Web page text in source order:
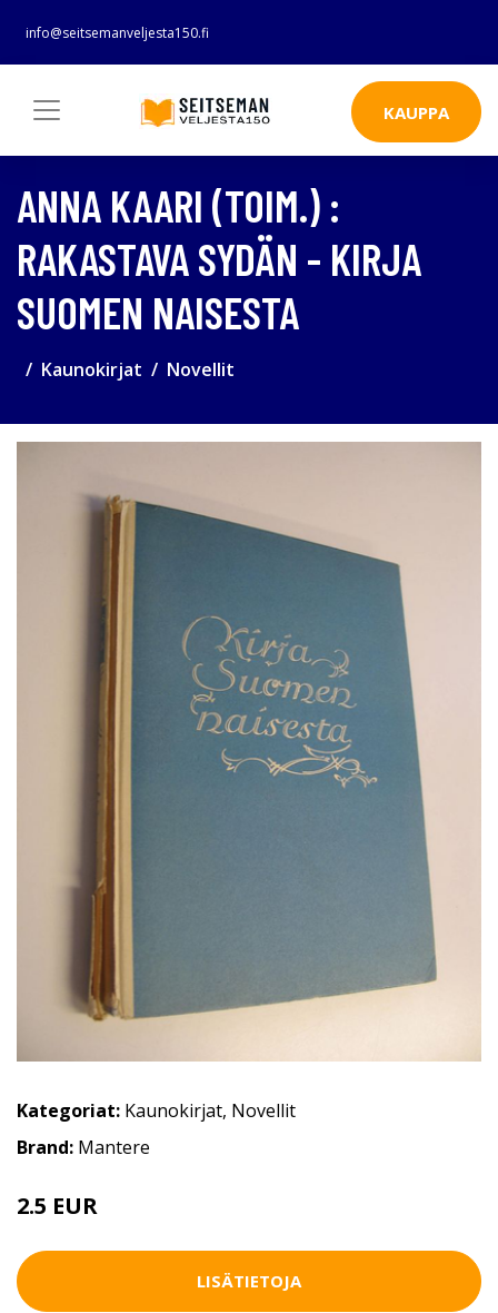
info@seitsemanveljesta150.fi
KAUPPA
ANNA KAARI (TOIM.) :
RAKASTAVA SYDÄN - KIRJA
SUOMEN NAISESTA
Kaunokirjat Novellit
Kategoriat: Kaunokirjat, Novellit
Brand: Mantere
2.5 EUR
LISÄTIETOJA